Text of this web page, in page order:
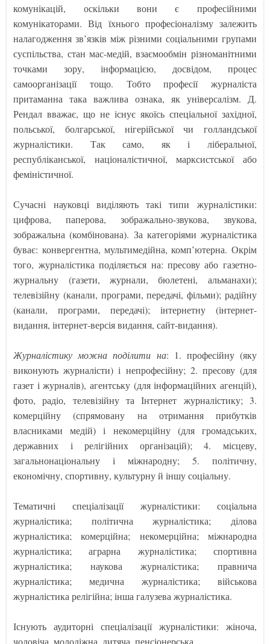
комунікацій, оскільки вони є професійними
комунікаторами. Від їхнього професіоналізму залежить
налагодження зв’язків між різними соціальними групами
суспільства, стан мас-медій, взаємообмін різноманітними
точками зору, інформацією, досвідом, процес
самоорганізації тощо. Тобто професії журналіста
притаманна така важлива ознака, як універсалізм. Д.
Рендал вважає, що не існує якоїсь спеціальної західної,
польської, болгарської, нігерійської чи голландської
журналістики. Так само, як і ліберальної,
республіканської, націоналістичної, марксистської або
феміністичної.
Сучасні науковці виділяють такі типи журналістики:
цифрова, паперова, зображально-звукова, звукова,
зображальна (комбінована). За категоріями журналістика
буває: конвергентна, мультимедійна, комп’ютерна. Окрім
того, журналістика поділяється на: пресову або газетно-
журнальну (газети, журнали, бюлетені, альманахи);
телевізійну (канали, програми, передачі, фільми); радійну
(канали, програми, передачі); інтернетну (інтернет-
видання, інтернет-версія видання, сайт-видання).
Журналістику можна поділити на: 1. професійну (яку
виконують журналісти) і непрофесійну; 2. пресову (для
газет і журналів), агентську (для інформаційних агенцій),
фото, радіо, телевізійну та Інтернет журналістику; 3.
комерційну (спрямовану на отримання прибутків
власниками медій) і некомерційну (для громадських,
державних і релігійних організацій); 4. місцеву,
загальнонаціональну і міжнародну; 5. політичну,
економічну, спортивну, культурну й іншу соціальну.
Тематичні спеціалізації журналістики: соціальна
журналістика; політична журналістика; ділова
журналістика; комерційна; некомерційна; міжнародна
журналістика; аграрна журналістика; спортивна
журналістика; наукова журналістика; правнича
журналістика; медична журналістика; військова
журналістика релігійна; інша галузева журналістика.
Існують аудиторні спеціалізації журналістики: жіноча,
чоловіча, молодіжна, дитяча, пенсіонерська.